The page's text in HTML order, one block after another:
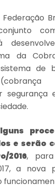
Federação
da
de
segurança
e serão
2016,
a nova